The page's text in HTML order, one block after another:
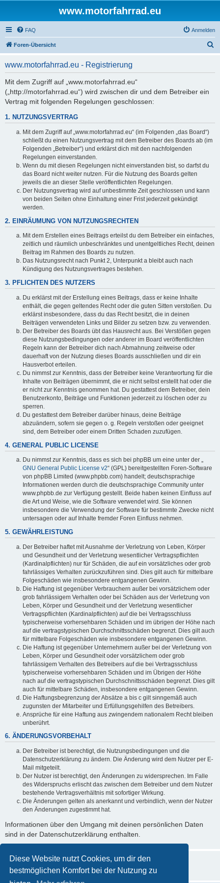
Diese Website nutzt Cookies, um dir den
bestmöglichen Komfort bei der Nutzung zu
www.motorfahrrad.eu
FAQ Anmelden
Foren-Übersicht
www.motorfahrrad.eu - Registrierung
Mit dem Zugriff auf „www.motorfahrrad.eu“
(„http://motorfahrrad.eu“) wird zwischen dir und dem Betreiber ein
Vertrag mit folgenden Regelungen geschlossen:
1. NUTZUNGSVERTRAG
Mit dem Zugriff auf „www.motorfahrrad.eu“ (im Folgenden „das Board“)
schließt du einen Nutzungsvertrag mit dem Betreiber des Boards ab (im
Folgenden „Betreiber“) und erklärst dich mit den nachfolgenden
Regelungen einverstanden.
Wenn du mit diesen Regelungen nicht einverstanden bist, so darfst du
das Board nicht weiter nutzen. Für die Nutzung des Boards gelten
jeweils die an dieser Stelle veröffentlichten Regelungen.
Der Nutzungsvertrag wird auf unbestimmte Zeit geschlossen und kann
von beiden Seiten ohne Einhaltung einer Frist jederzeit gekündigt
werden.
2. EINRÄUMUNG VON NUTZUNGSRECHTEN
Mit dem Erstellen eines Beitrags erteilst du dem Betreiber ein einfaches,
zeitlich und räumlich unbeschränktes und unentgeltliches Recht, deinen
Beitrag im Rahmen des Boards zu nutzen.
Das Nutzungsrecht nach Punkt 2, Unterpunkt a bleibt auch nach
Kündigung des Nutzungsvertrages bestehen.
3. PFLICHTEN DES NUTZERS
Du erklärst mit der Erstellung eines Beitrags, dass er keine Inhalte
enthält, die gegen geltendes Recht oder die guten Sitten verstoßen. Du
erklärst insbesondere, dass du das Recht besitzt, die in deinen
Beiträgen verwendeten Links und Bilder zu setzen bzw. zu verwenden.
Der Betreiber des Boards übt das Hausrecht aus. Bei Verstößen gegen
diese Nutzungsbedingungen oder anderer im Board veröffentlichten
Regeln kann der Betreiber dich nach Abmahnung zeitweise oder
dauerhaft von der Nutzung dieses Boards ausschließen und dir ein
Hausverbot erteilen.
Du nimmst zur Kenntnis, dass der Betreiber keine Verantwortung für die
Inhalte von Beiträgen übernimmt, die er nicht selbst erstellt hat oder die
er nicht zur Kenntnis genommen hat. Du gestattest dem Betreiber, dein
Benutzerkonto, Beiträge und Funktionen jederzeit zu löschen oder zu
sperren.
Du gestattest dem Betreiber darüber hinaus, deine Beiträge
abzuändern, sofern sie gegen o. g. Regeln verstoßen oder geeignet
sind, dem Betreiber oder einem Dritten Schaden zuzufügen.
4. GENERAL PUBLIC LICENSE
Du nimmst zur Kenntnis, dass es sich bei phpBB um eine unter der „
GNU General Public License v2“ (GPL) bereitgestellten Foren-Software
von phpBB Limited (www.phpbb.com) handelt; deutschsprachige
Informationen werden durch die deutschsprachige Community unter
www.phpbb.de zur Verfügung gestellt. Beide haben keinen Einfluss auf
die Art und Weise, wie die Software verwendet wird. Sie können
insbesondere die Verwendung der Software für bestimmte Zwecke nicht
untersagen oder auf Inhalte fremder Foren Einfluss nehmen.
5. GEWÄHRLEISTUNG
Der Betreiber haftet mit Ausnahme der Verletzung von Leben, Körper
und Gesundheit und der Verletzung wesentlicher Vertragspflichten
(Kardinalpflichten) nur für Schäden, die auf ein vorsätzliches oder grob
fahrlässiges Verhalten zurückzuführen sind. Dies gilt auch für mittelbare
Folgeschäden wie insbesondere entgangenen Gewinn.
Die Haftung ist gegenüber Verbrauchern außer bei vorsätzlichem oder
grob fahrlässigem Verhalten oder bei Schäden aus der Verletzung von
Leben, Körper und Gesundheit und der Verletzung wesentlicher
Vertragspflichten (Kardinalpflichten) auf die bei Vertragsschluss
typischerweise vorhersehbaren Schäden und im übrigen der Höhe nach
auf die vertragstypischen Durchschnittsschäden begrenzt. Dies gilt auch
für mittelbare Folgeschäden wie insbesondere entgangenen Gewinn.
Die Haftung ist gegenüber Unternehmern außer bei der Verletzung von
Leben, Körper und Gesundheit oder vorsätzlichem oder grob
fahrlässigem Verhalten des Betreibers auf die bei Vertragsschluss
typischerweise vorhersehbaren Schäden und im Übrigen der Höhe
nach auf die vertragstypischen Durchschnittsschäden begrenzt. Dies gilt
auch für mittelbare Schäden, insbesondere entgangenen Gewinn.
Die Haftungsbegrenzung der Absätze a bis c gilt sinngemäß auch
zugunsten der Mitarbeiter und Erfüllungsgehilfen des Betreibers.
Ansprüche für eine Haftung aus zwingendem nationalem Recht bleiben
unberührt.
6. ÄNDERUNGSVORBEHALT
Der Betreiber ist berechtigt, die Nutzungsbedingungen und die
Datenschutzerklärung zu ändern. Die Änderung wird dem Nutzer per E-
Mail mitgeteilt.
Der Nutzer ist berechtigt, den Änderungen zu widersprechen. Im Falle
des Widerspruchs erlischt das zwischen dem Betreiber und dem Nutzer
bestehende Vertragsverhältnis mit sofortiger Wirkung.
Die Änderungen gelten als anerkannt und verbindlich, wenn der Nutzer
den Änderungen zugestimmt hat.
Informationen über den Umgang mit deinen persönlichen Daten
sind in der Datenschutzerklärung enthalten.